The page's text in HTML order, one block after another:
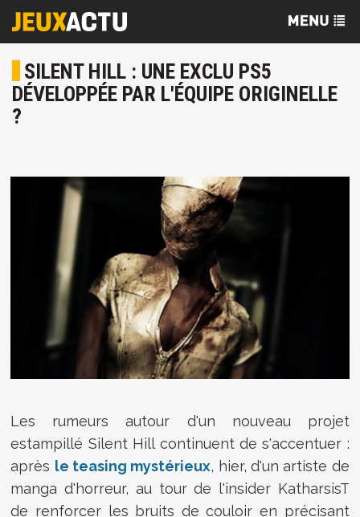
SILENT HILL : UNE EXCLU PS5
DÉVELOPPÉE PAR L'ÉQUIPE ORIGINELLE
?
Les rumeurs autour d'un nouveau projet
estampillé Silent Hill continuent de s'accentuer :
après le teasing mystérieux, hier, d'un artiste de
manga d'horreur, au tour de l'insider KatharsisT
de renforcer les bruits de couloir en précisant